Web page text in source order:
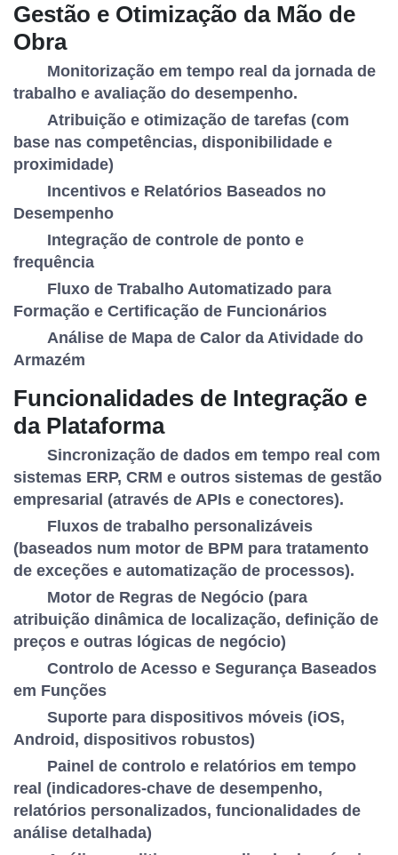
Gestão e Otimização da Mão de
Obra
Monitorização em tempo real da jornada de
trabalho e avaliação do desempenho.
Atribuição e otimização de tarefas (com
base nas competências, disponibilidade e
proximidade)
Incentivos e Relatórios Baseados no
Desempenho
Integração de controle de ponto e
frequência
Fluxo de Trabalho Automatizado para
Formação e Certificação de Funcionários
Análise de Mapa de Calor da Atividade do
Armazém
Funcionalidades de Integração e
da Plataforma
Sincronização de dados em tempo real com
sistemas ERP, CRM e outros sistemas de gestão
empresarial (através de APIs e conectores).
Fluxos de trabalho personalizáveis
(baseados num motor de BPM para tratamento
de exceções e automatização de processos).
Motor de Regras de Negócio (para
atribuição dinâmica de localização, definição de
preços e outras lógicas de negócio)
Controlo de Acesso e Segurança Baseados
em Funções
Suporte para dispositivos móveis (iOS,
Android, dispositivos robustos)
Painel de controlo e relatórios em tempo
real (indicadores-chave de desempenho,
relatórios personalizados, funcionalidades de
análise detalhada)